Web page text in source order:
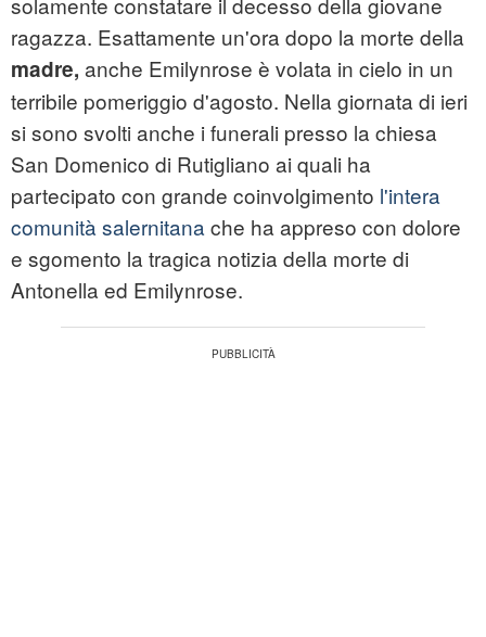
ragazza. Esattamente un'ora dopo la morte della
madre, anche Emilynrose è volata in cielo in un
terribile pomeriggio d'agosto. Nella giornata di ieri
si sono svolti anche i funerali presso la chiesa
San Domenico di Rutigliano ai quali ha
partecipato con grande coinvolgimento l'intera
comunità salernitana che ha appreso con dolore
e sgomento la tragica notizia della morte di
Antonella ed Emilynrose.